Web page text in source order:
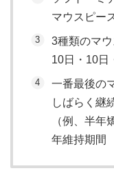
マウスピー
3種類のマ
10日・10日
一番最後の
しばらく継
（例、半年
年維持期間